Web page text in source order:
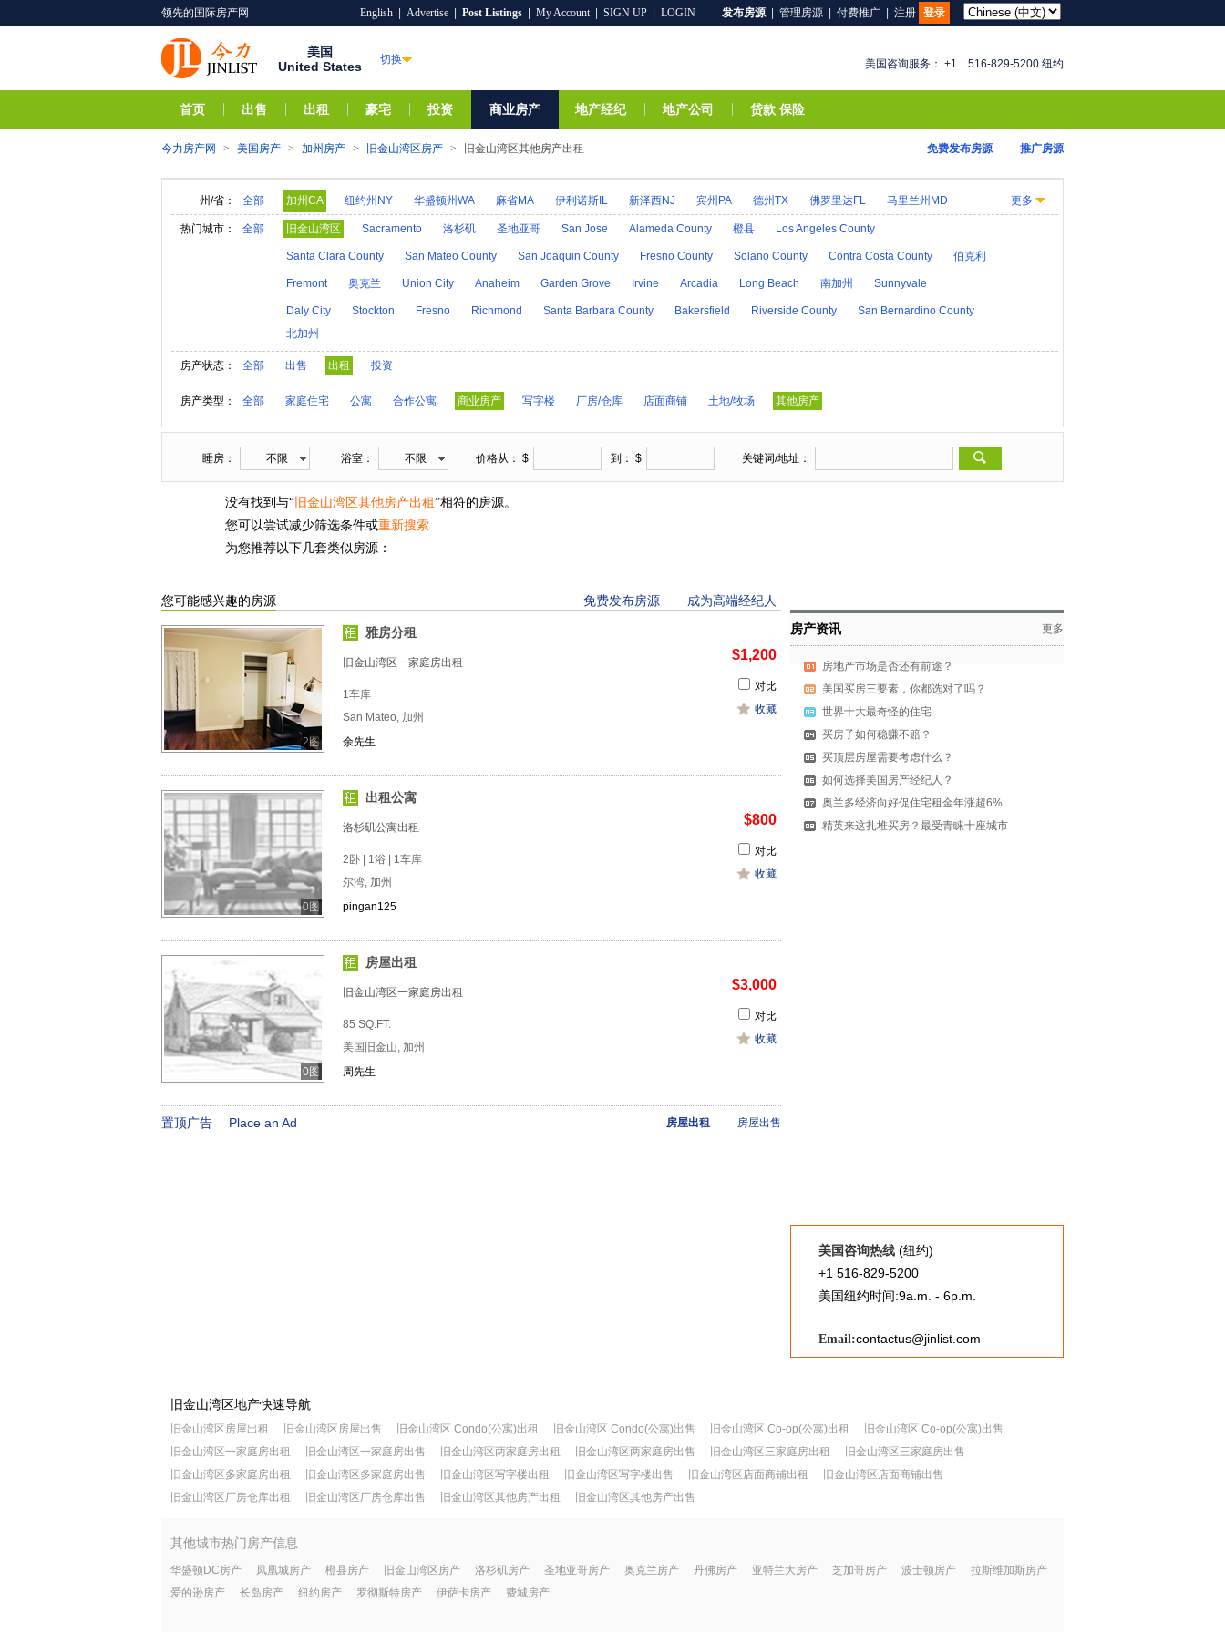
领先的国际房产网 English Advertise Post Listings My Account SIGN UP LOGIN 发布房源 管理房源 付费推广 注册 登录
美国
United States
切换 美国咨询服务： +1 516-829-5200 纽约
首页 出售 出租 豪宅 投资 商业房产 地产经纪 地产公司 贷款 保险
今力房产网 > 美国房产 > 加州房产 > 旧金山湾区房产 > 旧金山湾区其他房产出租 免费发布房源 推广房源
州/省： 全部 加州CA 纽约州NY 华盛顿州WA 麻省MA 伊利诺斯IL 新泽西NJ 宾州PA 德州TX 佛罗里达FL 马里兰州MD
阿拉巴马AL 夏威夷HI 爱达荷ID 阿拉斯加AK 印第安那IN 爱荷华IA 堪萨斯KS 肯塔基KY 路易斯安那LA
亚利桑那AZ 阿肯色AR 密歇根MI 明尼苏达MN 密西西比MS 乔治亚GA 密苏里MO 蒙大纳MT 内布拉斯加州NE
内华达NV 新汉普郡NH 科罗拉多CO 新墨西哥NM 康州CT 北卡罗来纳州NC 北达科他ND 俄亥俄州OH
奥克拉荷马OK 俄勒冈州OR 特拉华DE 罗得岛RI 南卡罗来纳SC 南达科他SD 田纳西TN 华盛顿 D.C. 犹他州UT
维莫特VT
更多
热门城市： 全部 旧金山湾区 Sacramento 洛杉矶 圣地亚哥 San Jose Alameda County 橙县 Los Angeles County
Santa Clara County San Mateo County San Joaquin County Fresno County Solano County Contra Costa County 伯克利
Fremont 奥克兰 Union City Anaheim Garden Grove Irvine Arcadia Long Beach 南加州 Sunnyvale
Daly City Stockton Fresno Richmond Santa Barbara County Bakersfield Riverside County
San Bernardino County
北加州
房产状态： 全部 出售 出租 投资
房产类型： 全部 家庭住宅 公寓 合作公寓 商业房产 写字楼 厂房/仓库 店面商铺 土地/牧场 其他房产
睡房： 不限 浴室： 不限 价格从： $ 到： $ 关键词/地址：
没有找到与“ 旧金山湾区其他房产出租 ”相符的房源。
您可以尝试减少筛选条件或重新搜索
为您推荐以下几套类似房源：
免费发布房源 成为高端经纪人
您可能感兴趣的房源
2图
雅房分租
旧金山湾区一家庭房出租
1车库
San Mateo, 加州
余先生
$1,200
对比
收藏
0图
出租公寓
洛杉矶公寓出租
2卧 | 1浴 | 1车库
尔湾, 加州
pingan125
$800
对比
收藏
0图
房屋出租
旧金山湾区一家庭房出租
85 SQ.FT.
美国旧金山, 加州
周先生
$3,000
对比
收藏
房屋出租 房屋出售
置顶广告 Place an Ad
房产资讯 更多
房地产市场是否还有前途？
美国买房三要素，你都选对了吗？
世界十大最奇怪的住宅
买房子如何稳赚不赔？
买顶层房屋需要考虑什么？
如何选择美国房产经纪人？
奥兰多经济向好促住宅租金年涨超6%
精英来这扎堆买房？最受青睐十座城市
美国咨询热线 (纽约)
+1 516-829-5200
美国纽约时间:9a.m. - 6p.m.
Email:contactus@jinlist.com
旧金山湾区地产快速导航
旧金山湾区房屋出租 旧金山湾区房屋出售 旧金山湾区 Condo(公寓)出租 旧金山湾区 Condo(公寓)出售 旧金山湾区 Co-op(公寓)出租
旧金山湾区 Co-op(公寓)出售
旧金山湾区一家庭房出租
旧金山湾区一家庭房出售 旧金山湾区两家庭房出租 旧金山湾区两家庭房出售 旧金山湾区三家庭房出租
旧金山湾区三家庭房出售
旧金山湾区多家庭房出租
旧金山湾区多家庭房出售 旧金山湾区写字楼出租 旧金山湾区写字楼出售 旧金山湾区店面商铺出租
旧金山湾区店面商铺出售
旧金山湾区厂房仓库出租
旧金山湾区厂房仓库出售 旧金山湾区其他房产出租 旧金山湾区其他房产出售
其他城市热门房产信息
华盛顿DC房产 凤凰城房产 橙县房产 旧金山湾区房产 洛杉矶房产 圣地亚哥房产 奥克兰房产 丹佛房产 亚特兰大房产 芝加哥房产 波士顿房产
拉斯维加斯房产
爱的逊房产
长岛房产 纽约房产 罗彻斯特房产 伊萨卡房产 费城房产